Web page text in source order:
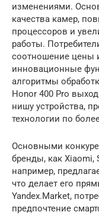
изменениями.
качества камер,
процессоров и
работы.
соотношение цены
инновационные
алгоритмы
Honor 400 Pro
нишу устройства,
технологии по
Основными
бренды, как Xiaomi,
например,
что делает его
Yandex.Market,
предпочтение